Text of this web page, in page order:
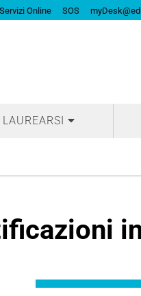
Servizi Online SOS
LAUREARSI